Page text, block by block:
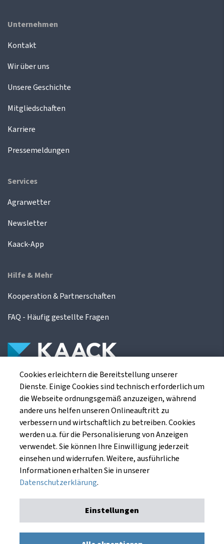
Unternehmen
Kontakt
Wir über uns
Unsere Geschichte
Mitgliedschaften
Karriere
Pressemeldungen
Services
Agrarwetter
Newsletter
Kaack-App
Hilfe & Mehr
Kooperation & Partnerschaften
FAQ - Häufig gestellte Fragen
Die Kaack Terminhandel GmbH ist ein
Finanzdienstleistungsinstitut für die europäischen
Agrarterminbörsen.
Kaack Terminhandel GmbH
Am Markt 8
49661 Cloppenburg
Datenschutzerklärung
Cookies erleichtern die Bereitstellung unserer
Dienste. Einige Cookies sind technisch erforderlich um
die Webseite ordnungsgemäß anzuzeigen, während
andere uns helfen unseren Onlineauftritt zu
verbessern und wirtschaftlich zu betreiben. Cookies
werden u.a. für die Personalisierung von Anzeigen
verwendet. Sie können Ihre Einwilligung jederzeit
einsehen und widerrufen. Weitere, ausführliche
Informationen erhalten Sie in unserer
Datenschutzerklärung.
Einstellungen